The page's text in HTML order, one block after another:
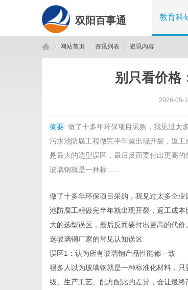
双阳百事通 教育科
网站首页 资讯列表 资讯内容
别只看价格
2026-05-
摘要: 做了十多年环保项目采购，我见过太
污水池防腐工程做完半年就出现开裂，返
是最大的选型误区，最后反而要付出更高
玻璃钢就是一种标......
做了十多年环保项目采购，我见过太多企
池防腐工程做完半年就出现开裂，返工成
大的选型误区，最后反而要付出更高的代价。
选玻璃钢厂家的常见认知误区
误区1：认为所有玻璃钢产品性能都一致
很多人以为玻璃钢就是一种标准化材料，
级、生产工艺、配方配比的差异，会让最